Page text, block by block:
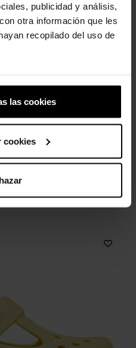
publicidad y análisis,
otra información que les
recopilado del uso de
las cookies
cookies
-20%
Futura mamá
la misma